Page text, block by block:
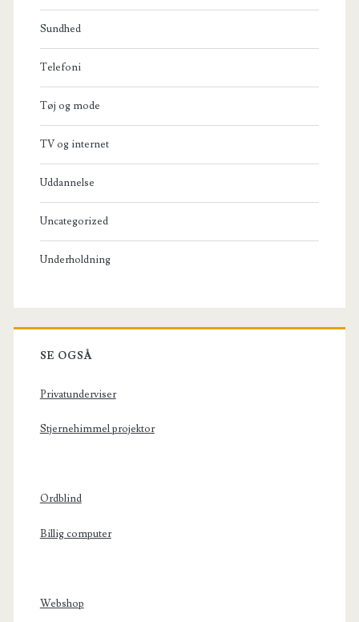
Sundhed
Telefoni
Tøj og mode
TV og internet
Uddannelse
Uncategorized
Underholdning
SE OGSÅ
Privatunderviser
Stjernehimmel projektor
Ordblind
Billig computer
Webshop